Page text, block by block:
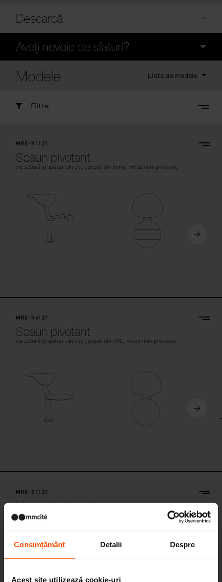
Consimțământ Detalii Despre
Acest site utilizează cookie-uri
Descarcă
Aveți nevoie de sfaturi?
Modele Lista de modele
Filtre
MRE-R1121
Scaun pivotant
structură și spătar din oțel, șezut din lemn, mecanism pivotant
MRE-R4121
Scaun pivotant
structură și spătar din oțel, șezut din HPL, mecanism pivotant
MRE-S1121
Element de ședere
structură și spătar din oțel, șezut din lemn